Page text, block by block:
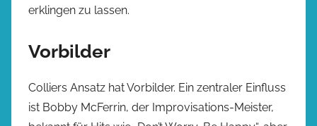
erklingen zu lassen.
Vorbilder
Colliers Ansatz hat Vorbilder. Ein zentraler Einfluss
ist Bobby McFerrin, der Improvisations-Meister,